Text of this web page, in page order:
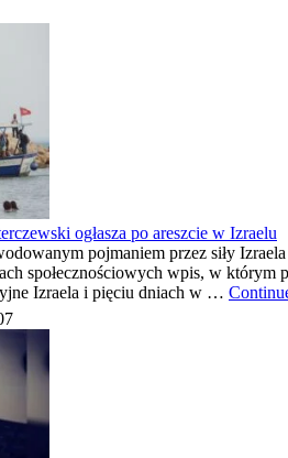
ogłasza po areszcie w Izraelu
pojmaniem przez siły
społecznościowych wpis, w którym
Izraela i pięciu dniach w …